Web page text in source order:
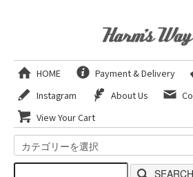
HOME Payment & Delivery
Instagram
About Us
View Your Cart
SEARCH